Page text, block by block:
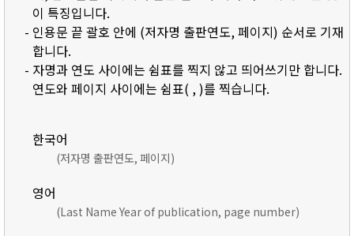
이 특징입니다.
- 인용문 끝 괄호 안에 (저자명 출판연도, 페이지) 순서로 기재
합니다.
- 자명과 연도 사이에는 쉼표를 찍지 않고 띄어쓰기만 합니다.
연도와 페이지 사이에는 쉼표( , )를 찍습니다.
한국어
(저자명 출판연도, 페이지)
영어
(Last Name Year of publication, page number)